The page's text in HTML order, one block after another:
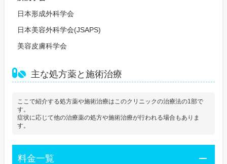
日本形成外科学会
日本美容外科学会(JSAPS)
美容皮膚科学会
主な処方薬と施術治療
ここで紹介する処方薬や施術治療はこのクリニックの治療法の1部で
す。
症状に応じて他の治療薬の処方や施術治療が行われる場合もありま
す。
料金一覧